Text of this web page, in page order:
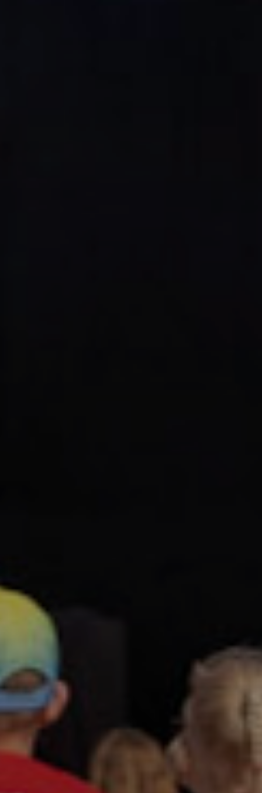
Line-up
Ontdek het programma
Festival info
Alles wat je zou willen weten
Buspendel
Stap in en laat je rijden!
Updates